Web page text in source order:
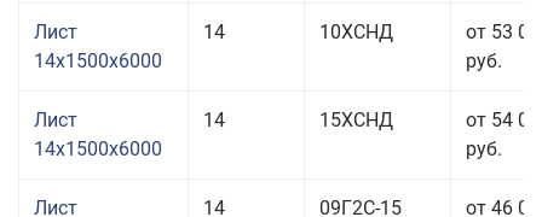
Лист
14x1500x6000
14 10ХСНД
от 53
руб.
Лист
14x1500x6000
14 15ХСНД
от 54
руб.
Лист
14 09Г2С-15
от 46